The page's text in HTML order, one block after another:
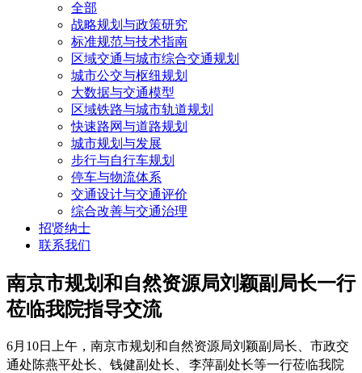
全部
战略规划与政策研究
标准规范与技术指南
区域交通与城市综合交通规划
城市公交与枢纽规划
大数据与交通模型
区域铁路与城市轨道规划
快速路网与道路规划
城市规划与发展
步行与自行车规划
停车与物流体系
交通设计与交通评价
综合改善与交通治理
招贤纳士
联系我们
南京市规划和自然资源局刘颖副局长一行
莅临我院指导交流
6月10日上午，南京市规划和自然资源局刘颖副局长、市政交
通处陈燕平处长、 钱健副处长、
李萍副处长等一行莅临我院